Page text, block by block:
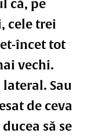
că, pe
cele trei
încet tot
vechi.
Sau
de ceva
să se